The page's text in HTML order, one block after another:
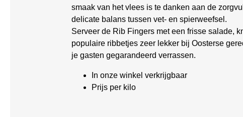
smaak van het vlees is te danken aan de
delicate balans tussen vet- en spierweefsel.
Serveer de Rib Fingers met een frisse salade,
populaire ribbetjes zeer lekker bij Oosterse
je gasten gegarandeerd verrassen.
In onze winkel verkrijgbaar
Prijs per kilo